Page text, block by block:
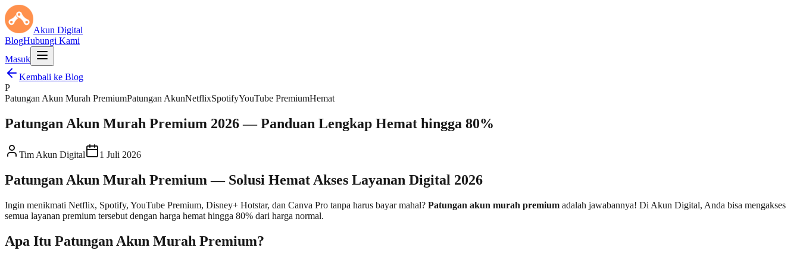
Akun Digital
BlogHubungi Kami
Masuk
Kembali ke Blog
P
Patungan Akun Murah PremiumPatungan AkunNetflixSpotifyYouTube PremiumHemat
Patungan Akun Murah Premium 2026 — Panduan Lengkap Hemat hingga 80%
Tim Akun Digital 1 Juli 2026
Patungan Akun Murah Premium — Solusi Hemat Akses Layanan Digital 2026
Ingin menikmati Netflix, Spotify, YouTube Premium, Disney+ Hotstar, dan Canva Pro tanpa harus bayar mahal? Patungan akun murah premium adalah jawabannya! Di Akun Digital, Anda bisa mengakses
semua layanan premium tersebut dengan harga hemat hingga 80% dari harga normal.
Apa Itu Patungan Akun Murah Premium?